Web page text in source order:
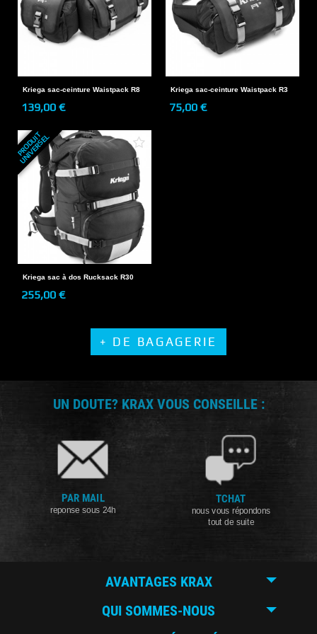
Kriega sac-ceinture Waistpack R8
139,00 €
Kriega sac-ceinture Waistpack R3
75,00 €
P
R
O
D
U
I
T
U
N
I
V
E
R
S
E
L
Kriega sac à dos Rucksack R30
255,00 €
+ DE BAGAGERIE
UN DOUTE? KRAX VOUS CONSEILLE :
PAR MAIL
reponse sous 24h
TCHAT
nous vous répondons
tout de suite
AVANTAGES KRAX
QUI SOMMES-NOUS